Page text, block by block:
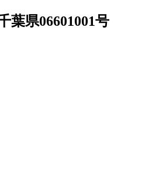
県06601001号